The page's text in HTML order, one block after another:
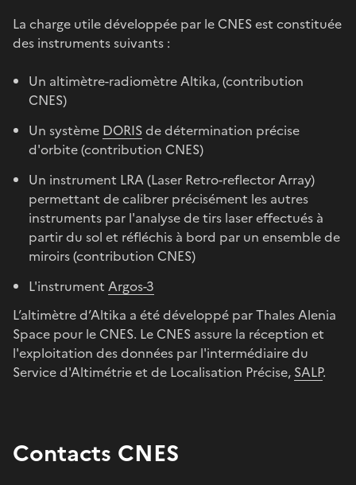
La charge utile développée par le CNES est constituée
des instruments suivants :
Un altimètre-radiomètre Altika, (contribution
CNES)
Un système DORISde détermination précise
d'orbite (contribution CNES)
Un instrument LRA (Laser Retro-reflector Array)
permettant de calibrer précisément les autres
instruments par l'analyse de tirs laser effectués à
partir du sol et réfléchis à bord par un ensemble de
miroirs (contribution CNES)
L'instrument Argos-3
L’altimètre d’Altika a été développé par Thales Alenia
Space pour le CNES. Le CNES assure la réception et
l'exploitation des données par l'intermédiaire du
Service d'Altimétrie et de Localisation Précise, SALP.
Contacts CNES